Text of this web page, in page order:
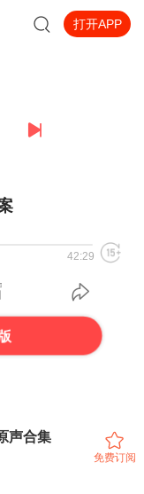
打开APP
42:29
声合集
免费订阅